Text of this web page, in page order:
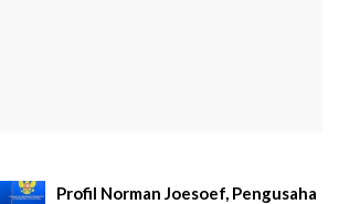
Profil Norman Joesoef, Pengusaha